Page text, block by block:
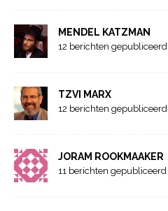
MENDEL KATZMAN
12 berichten gepubliceerd
TZVI MARX
12 berichten gepubliceerd
JORAM ROOKMAAKER
11 berichten gepubliceerd